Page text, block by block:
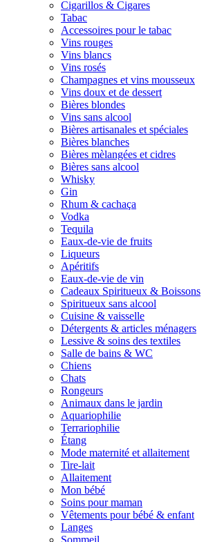
Cigarillos & Cigares
Tabac
Accessoires pour le tabac
Vins rouges
Vins blancs
Vins rosés
Champagnes et vins mousseux
Vins doux et de dessert
Bières blondes
Vins sans alcool
Bières artisanales et spéciales
Bières blanches
Bières mèlangées et cidres
Bières sans alcool
Whisky
Gin
Rhum & cachaça
Vodka
Tequila
Eaux-de-vie de fruits
Liqueurs
Apéritifs
Eaux-de-vie de vin
Cadeaux Spiritueux & Boissons
Spiritueux sans alcool
Cuisine & vaisselle
Détergents & articles ménagers
Lessive & soins des textiles
Salle de bains & WC
Chiens
Chats
Rongeurs
Animaux dans le jardin
Aquariophilie
Terrariophilie
Étang
Mode maternité et allaitement
Tire-lait
Allaitement
Mon bébé
Soins pour maman
Vêtements pour bébé & enfant
Langes
Sommeil